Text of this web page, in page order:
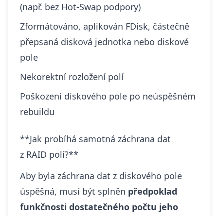
(např. bez Hot-Swap podpory)
Zformátováno, aplikován FDisk, částečně
přepsaná disková jednotka nebo diskové
pole
Nekorektní rozložení polí
Poškození diskového pole po neúspěšném
rebuildu
**Jak probíhá samotná záchrana dat
z RAID polí?**
Aby byla záchrana dat z diskového pole
úspěšná, musí být splněn předpoklad
funkčnosti dostatečného počtu jeho